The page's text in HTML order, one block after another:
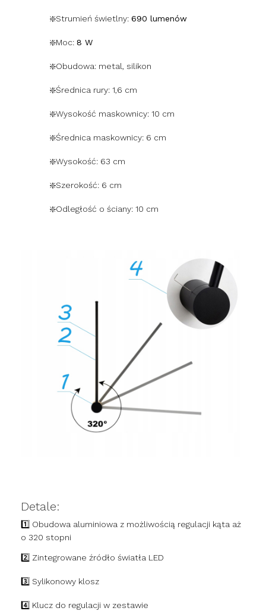
❇️Strumień świetlny: 690 lumenów
❇️Moc: 8 W
❇️Obudowa: metal, silikon
❇️Średnica rury: 1,6 cm
❇️Wysokość maskownicy: 10 cm
❇️Średnica maskownicy: 6 cm
❇️Wysokość: 63 cm
❇️Szerokość: 6 cm
❇️Odległość o ściany: 10 cm
Detale:
1️⃣ Obudowa aluminiowa z możliwością regulacji kąta aż
o 320 stopni
2️⃣ Zintegrowane źródło światła LED
3️⃣ Sylikonowy klosz
4️⃣ Klucz do regulacji w zestawie